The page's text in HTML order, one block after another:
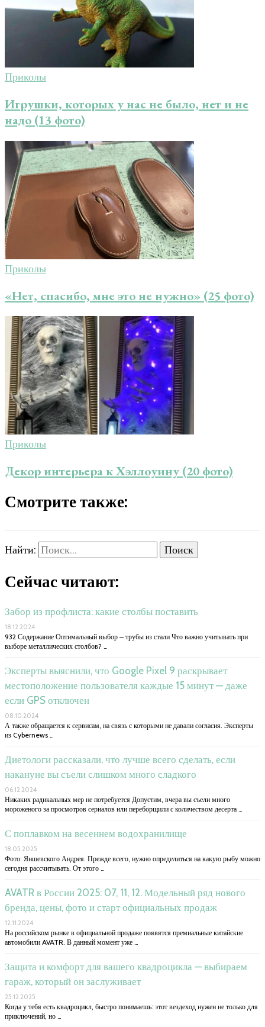
Приколы
Игрушки, которых у нас не было, нет и не
надо (13 фото)
Приколы
«Нет, спасибо, мне это не нужно» (25 фото)
Приколы
Декор интерьера к Хэллоуину (20 фото)
Смотрите также:
Найти:
Сейчас читают:
Забор из профлиста: какие столбы поставить
18.12.2024
932 Содержание Оптимальный выбор – трубы из стали Что важно учитывать при
выборе металлических столбов? …
Эксперты выяснили, что Google Pixel 9 раскрывает
местоположение пользователя каждые 15 минут — даже
если GPS отключен
08.10.2024
А также обращается к сервисам, на связь с которыми не давали согласия. Эксперты
из Cybernews …
Диетологи рассказали, что лучше всего сделать, если
накануне вы съели слишком много сладкого
06.12.2024
Никаких радикальных мер не потребуется Допустим, вчера вы съели много
мороженого за просмотров сериалов или переборщили с количеством десерта …
С поплавком на весеннем водохранилище
18.05.2025
Фото: Яншевского Андрея. Прежде всего, нужно определиться на какую рыбу можно
сегодня рассчитывать. От этого …
AVATR в России 2025: 07, 11, 12. Модельный ряд нового
бренда, цены, фото и старт официальных продаж
12.11.2024
На российском рынке в официальной продаже появятся премиальные китайские
автомобили AVATR. В данный момент уже …
Защита и комфорт для вашего квадроцикла — выбираем
гараж, который он заслуживает
25.12.2025
Когда у тебя есть квадроцикл, быстро понимаешь: этот вездеход нужен не только для
приключений, но …